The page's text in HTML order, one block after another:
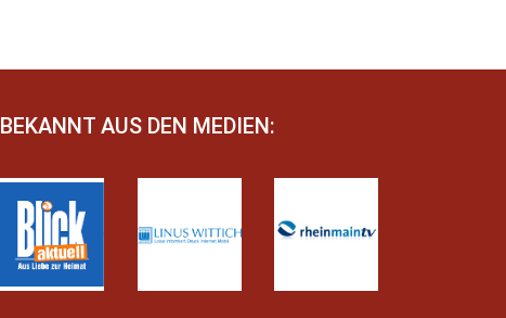
BEKANNT AUS DEN MEDIEN: